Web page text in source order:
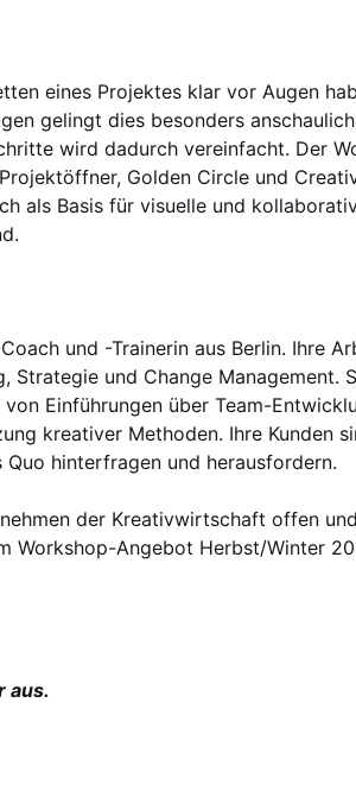
eines Projektes klar vor Augen
gelingt dies besonders
wird dadurch vereinfacht. Der
Golden Circle und
als Basis für visuelle und
und -Trainerin aus Berlin. Ihre
Strategie und Change Management.
Einführungen über Team-
kreativer Methoden. Ihre Kunden
hinterfragen und herausfordern.
der Kreativwirtschaft offen
Workshop-Angebot Herbst/Winter
aus.